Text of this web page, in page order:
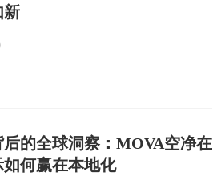
新
后的全球洞察：MOVA空净在
如何赢在本地化